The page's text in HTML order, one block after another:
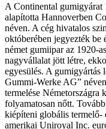
A Continental gumigyárat
alapította Hannoverben
néven. A cég hivatalos
októberében jegyezték be
német gumiipar az 1920-
nagyvállalat jött létre,
egyesülés. A gumigyártás
Gummi-Werke AG”
termelése Németországra
folyamatosan nőtt.
kiépíteni globális termelő-
amerikai Uniroyal Inc.